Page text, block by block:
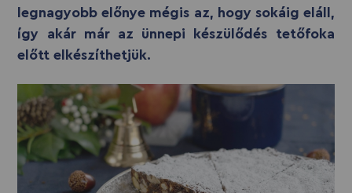
legnagyobb előnye mégis az, hogy sokáig eláll,
így akár már az ünnepi készülődés tetőfoka
előtt elkészíthetjük.